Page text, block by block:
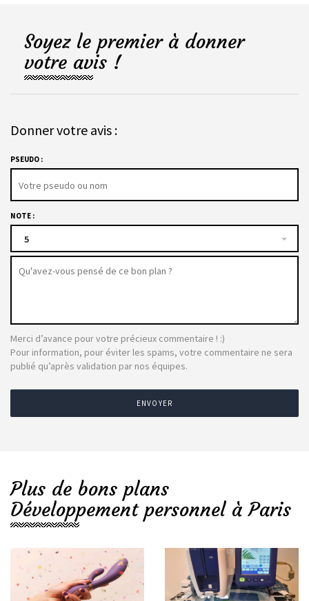
Soyez le premier à donner
votre avis !
Donner votre avis :
PSEUDO :
NOTE :
5
Merci d’avance pour votre précieux commentaire ! :)
Pour information, pour éviter les spams, votre commentaire ne sera
publié qu’après validation par nos équipes.
ENVOYER
Plus de bons plans
Développement personnel à Paris